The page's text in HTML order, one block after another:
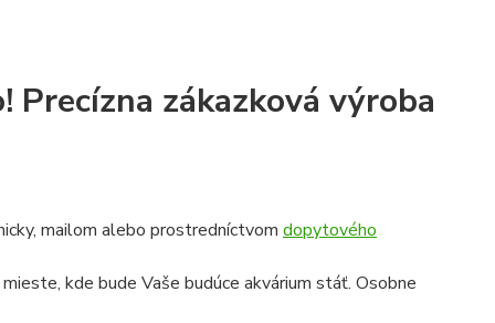
Precízna zákazková výroba
mailom alebo prostredníctvom dopytového
kde bude Vaše budúce akvárium stáť. Osobne